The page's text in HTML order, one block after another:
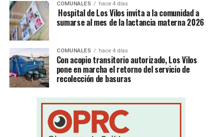
COMUNALES hace 4 días
Hospital de Los Vilos invita a la comunidad a
sumarse al mes de la lactancia materna 2026
COMUNALES hace 4 días
Con acopio transitorio autorizado, Los Vilos
pone en marcha el retorno del servicio de
recolección de basuras